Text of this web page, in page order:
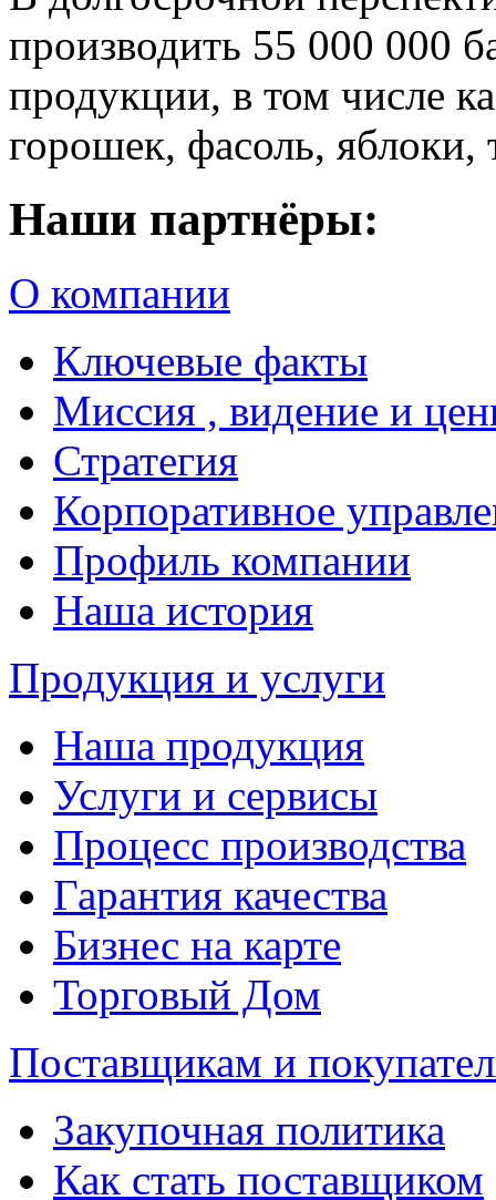
производить 55 000 000
продукции, в том числе
горошек, фасоль, яблоки,
Наши партнёры:
О компании
Ключевые факты
Миссия , видение и
Стратегия
Корпоративное
Профиль компании
Наша история
Продукция и услуги
Наша продукция
Услуги и сервисы
Процесс производства
Гарантия качества
Бизнес на карте
Торговый Дом
Поставщикам и
Закупочная политика
Как стать поставщиком